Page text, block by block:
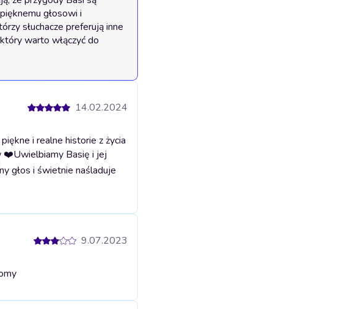
głosowi i
słuchacze preferują inne
warto włączyć do
14.02.2024
i realne historie z życia
❤️Uwielbiamy Basię i jej
głos i świetnie naśladuje
9.07.2023